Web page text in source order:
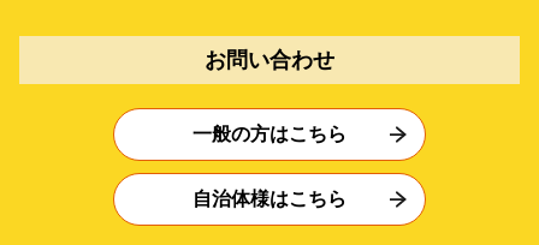
お問い合わせ
一般の方はこちら
自治体様はこちら